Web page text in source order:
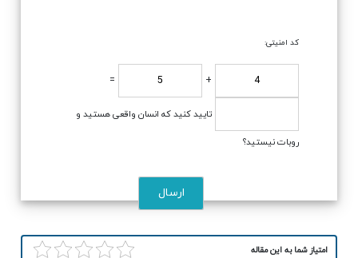
کد امنیتی:
+
=
تایید کنید که انسان واقعی هستید و
روبات نیستید؟
امتیاز شما به این مقاله